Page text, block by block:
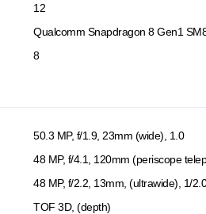
12
Qualcomm Snapdragon 8 Gen1
8
50.3 MP, f/1.9, 23mm (wide), 1.0
48 MP, f/4.1, 120mm (periscope
48 MP, f/2.2, 13mm, (ultrawide), 1/2.0
TOF 3D, (depth)